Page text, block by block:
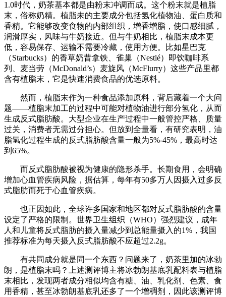
1.0时代，奶茶基本都是由粉末冲调而成。这个粉末就是植脂
末，俗称奶精。植脂未的主要成分包括氢化植物油、蛋白质和
香精。它能够改变食物的内部组织，增香增脂，使口感细腻，
润滑厚实，风味与牛奶接近。但与牛奶相比，植脂末成本更
低，容易保存、运输不需要冷藏，使用方便。比如星巴克
（Starbucks）的香草奶昔拿铁、雀巢（Nestlé）即饮咖啡系
列、麦当劳（McDonald’s）麦旋风（McFlurry）这些产品里都
含有植脂末，它是快速消费食品的优选原料。
然而，植脂末作为一种食品添加原料，背后藏着一个大问
题——植脂末加工的过程中可能对植物油进行部分氢化，从而
生成反式脂肪酸。大型企业在生产过程中一般管控严格、质量
过关，消费者无需过分担心。但放到全量看，有研究表明，油
脂氢化过程生成的反式脂肪酸含量一般为5%-45%，最高时达
到65%。
而反式脂肪酸被视为健康的隐形杀手。长期食用，会明确
增加心血管疾病风险，据估算，每年有50多万人因摄入过多反
式脂肪而死于心血管疾病。
也正因如此，全球许多国家和地区都对反式脂肪酸的含量
设定了严格的限制。世界卫生组织（WHO）强烈建议，成年
人和儿童将反式脂肪的摄入量减少到总能量摄入的1%，我国
推荐标准为每天摄入反式脂肪酸不应超过2.2g。
有共同成分就是同一个东西？问题来了，奶茶里加的冰勃
朗，是植脂末吗？上述测评博主将冰勃朗基底乳配料表与植脂
末相比，发现两者成分相似均含有糖、油、乳化剂、色素、食
用香精，甚至冰勃朗基底乳还多了一个增稠剂，因此该测评博